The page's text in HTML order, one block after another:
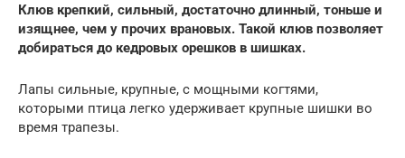
Клюв крепкий, сильный, достаточно длинный, тоньше и
изящнее, чем у прочих врановых. Такой клюв позволяет
добираться до кедровых орешков в шишках.
Лапы сильные, крупные, с мощными когтями,
которыми птица легко удерживает крупные шишки во
время трапезы.